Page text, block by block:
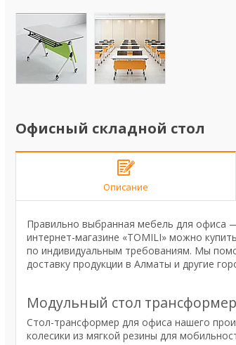
Офисный складной стол
Описание
Правильно выбранная мебель для офиса
интернет-магазине «TOMILI» можно
по индивидуальным требованиям. Мы
доставку продукции в Алматы и другие
Модульный стол
Стол-трансформер для офиса нашего
колесики из мягкой резины для